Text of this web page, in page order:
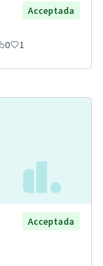
Acceptada
0 1
Acceptada